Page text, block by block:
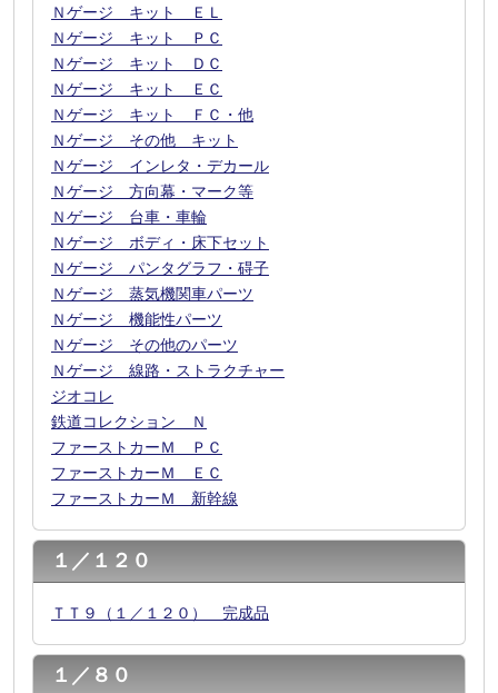
Ｎゲージ キット ＥＬ
Ｎゲージ キット ＰＣ
Ｎゲージ キット ＤＣ
Ｎゲージ キット ＥＣ
Ｎゲージ キット ＦＣ・他
Ｎゲージ その他 キット
Ｎゲージ インレタ・デカール
Ｎゲージ 方向幕・マーク等
Ｎゲージ 台車・車輪
Ｎゲージ ボディ・床下セット
Ｎゲージ パンタグラフ・碍子
Ｎゲージ 蒸気機関車パーツ
Ｎゲージ 機能性パーツ
Ｎゲージ その他のパーツ
Ｎゲージ 線路・ストラクチャー
ジオコレ
鉄道コレクション Ｎ
ファーストカーＭ ＰＣ
ファーストカーＭ ＥＣ
ファーストカーＭ 新幹線
１／１２０
ＴＴ９（１／１２０） 完成品
１／８０